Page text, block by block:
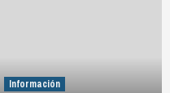
Información